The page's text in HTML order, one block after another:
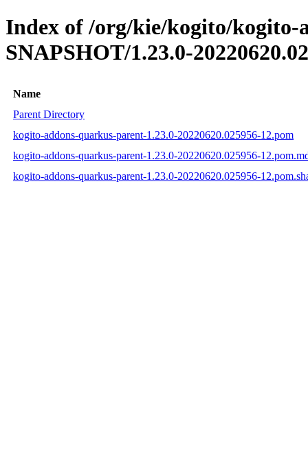
Index of /org/kie/kogito/kogito-
SNAPSHOT/1.23.0-
Name
Parent Directory
kogito-addons-quarkus-parent-1.23.0-20220620.025956-12.pom
kogito-addons-quarkus-parent-1.23.0-20220620.025956-
kogito-addons-quarkus-parent-1.23.0-20220620.025956-